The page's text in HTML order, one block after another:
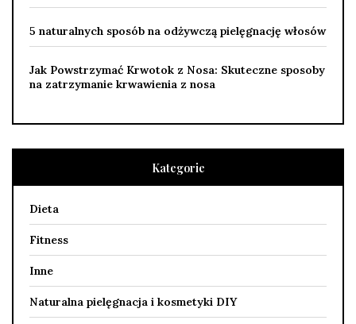
5 naturalnych sposób na odżywczą pielęgnację włosów
Jak Powstrzymać Krwotok z Nosa: Skuteczne sposoby
na zatrzymanie krwawienia z nosa
Kategorie
Dieta
Fitness
Inne
Naturalna pielęgnacja i kosmetyki DIY